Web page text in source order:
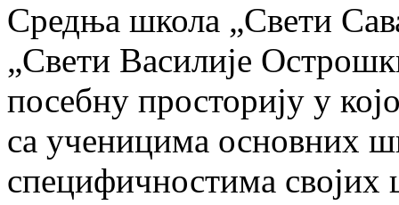
Средња школа „Свети
„Свети Василије
посебну просторију у
са ученицима основних
специфичностима